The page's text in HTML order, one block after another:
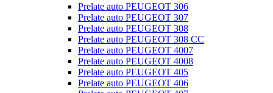
Prelate auto PEUGEOT 306
Prelate auto PEUGEOT 307
Prelate auto PEUGEOT 308
Prelate auto PEUGEOT 308 CC
Prelate auto PEUGEOT 4007
Prelate auto PEUGEOT 4008
Prelate auto PEUGEOT 405
Prelate auto PEUGEOT 406